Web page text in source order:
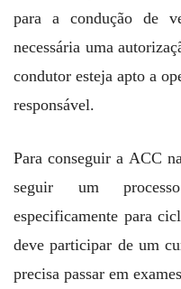
para a condução de
necessária uma
condutor esteja apto a
responsável.
Para conseguir a ACC
seguir um
especificamente para
deve participar de um
precisa passar em